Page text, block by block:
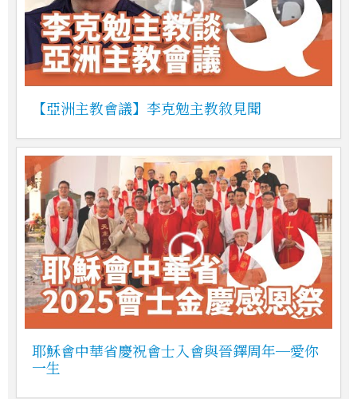
【亞洲主教會議】李克勉主教敘見聞
耶穌會中華省慶祝會士入會與晉鐸周年─愛你
一生